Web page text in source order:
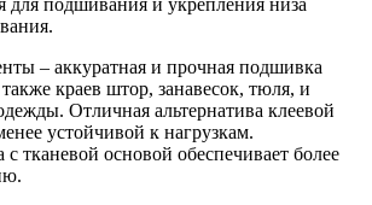
для подшивания и укрепления низа
– аккуратная и прочная подшивка
краев штор, занавесок, тюля, и
Отличная альтернатива клеевой
устойчивой к нагрузкам.
с тканевой основой обеспечивает более